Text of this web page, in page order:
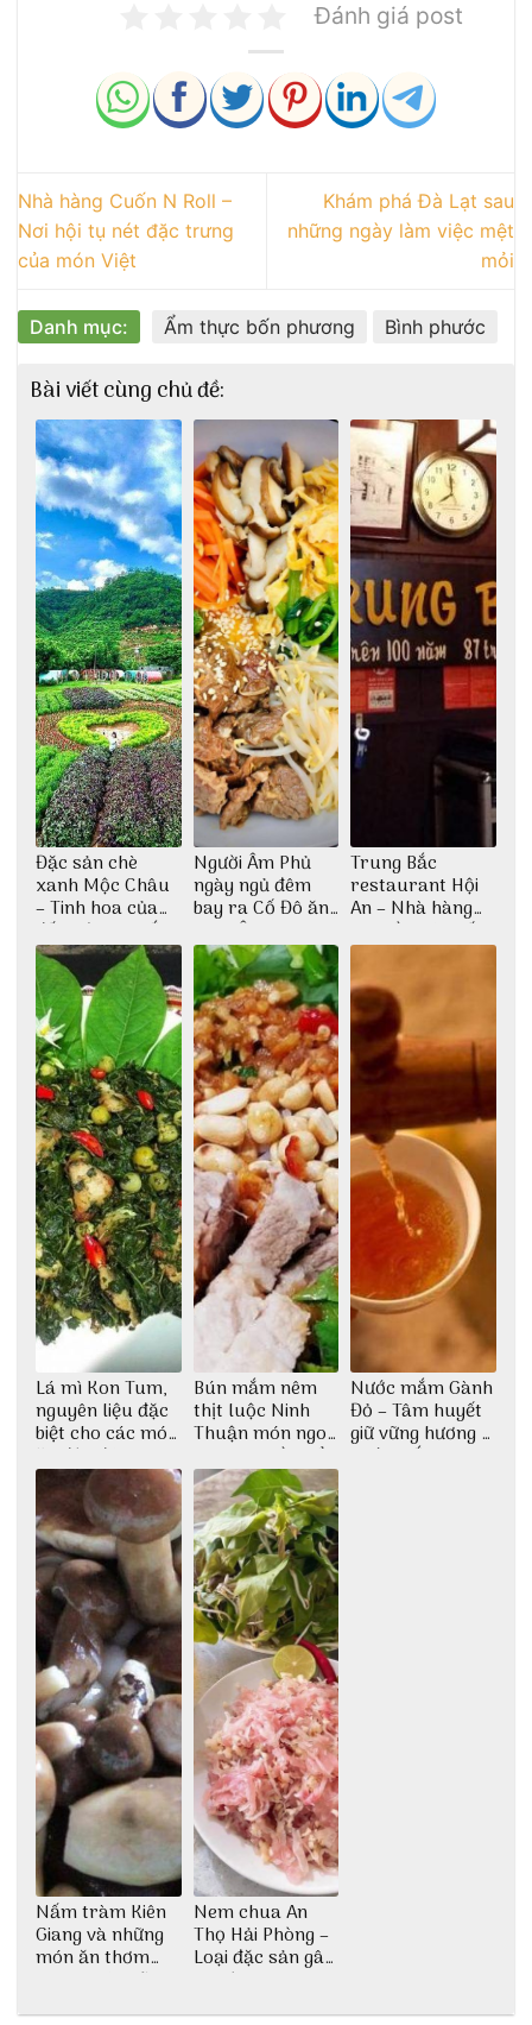
Đánh giá post
Nhà hàng Cuốn N Roll –
Nơi hội tụ nét đặc trưng
của món Việt
Khám phá Đà Lạt sau
những ngày làm việc mệt
mỏi
Danh mục: Ẩm thực bốn phương Bình phước
Bài viết cùng chủ đề:
Đặc sản chè
xanh Mộc Châu
– Tinh hoa của
đất trời Tây Bắc
Người Âm Phủ
ngày ngủ đêm
bay ra Cố Đô ăn
Cơm Âm Phủ
Huế
Trung Bắc
restaurant Hội
An – Nhà hàng
cao lầu có thiết
kế vô cùng ấn
tượng giữa lòng
phố Hội
Lá mì Kon Tum,
nguyên liệu đặc
biệt cho các món
ăn độc đáo
Bún mắm nêm
thịt luộc Ninh
Thuận món ngon
dân dã miền biển
Nước mắm Gành
Đỏ – Tâm huyết
giữ vững hương vị
nước mắm sau
Nấm tràm Kiên
Giang và những
món ăn thơm
ngon khó cưỡng
Nem chua An
Thọ Hải Phòng –
Loại đặc sản gây
nghiện